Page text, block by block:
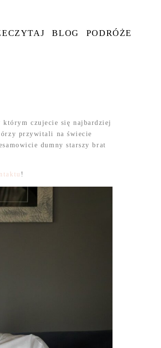
BLOG PODRÓŻE
którym czujecie się najbardziej
przywitali na świecie
dumny starszy brat
!